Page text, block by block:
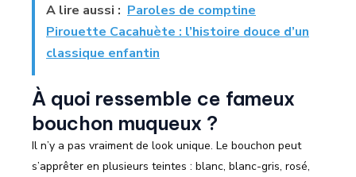
A lire aussi : Paroles de comptine
Pirouette Cacahuète : l’histoire douce d’un
classique enfantin
À quoi ressemble ce fameux
bouchon muqueux ?
Il n’y a pas vraiment de look unique. Le bouchon peut
s’apprêter en plusieurs teintes : blanc, blanc-gris, rosé,